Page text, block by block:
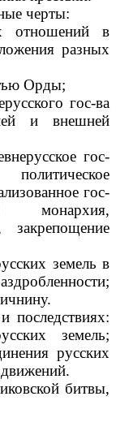
черты:
отношений в
разных
Орды;
гос-ва
и внешней
гос-
гос-
монархия,
закрепощение
земель в
последствиях:
земель;
русских
битвы,